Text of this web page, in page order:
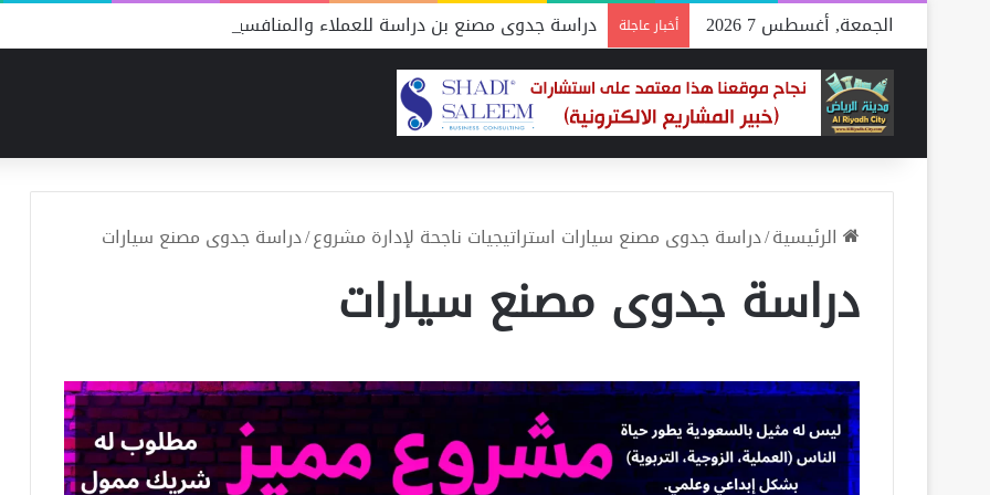
الجمعة, أغسطس 7 2026 أخبار عاجلة دراسة جدوى مصنع بن دراسة للعملاء والمنافسين
الرئيسية/دراسة جدوى مصنع سيارات استراتيجيات ناجحة لإدارة مشروع/دراسة جدوى مصنع سيارات
دراسة جدوى مصنع سيارات